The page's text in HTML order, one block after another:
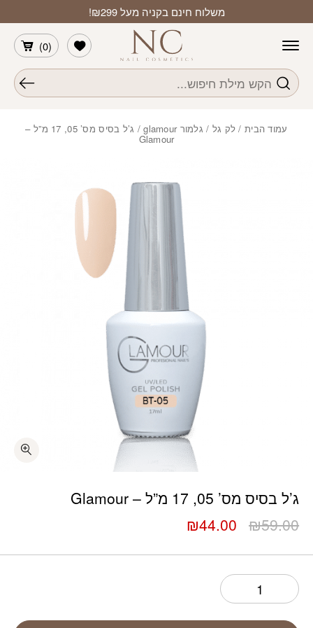
משלוח חינם בקניה מעל ₪299!
חיפוש
(
0
)
הרשימה שלי
עמוד הבית/ לק גל / גלמור glamour / ג’ל בסיס מס’ 05, 17 מ”ל –
Glamour
ג’ל בסיס מס’ 05, 17 מ”ל – Glamour
₪59.00
המחיר
היה:
₪59.00.
₪44.00 המחיר
הוא: